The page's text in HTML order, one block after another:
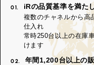
01. iRの品質基準を満た
複数のチャネルから高
仕入れ
常時250台以上の在庫
けます
02. 年間1,200台以上の